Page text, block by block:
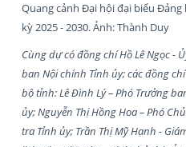
Quang cảnh Đại hội đại biểu
kỳ 2025 - 2030. Ảnh: Thành Duy
Cùng dự có đồng chí Hồ Lê Ngọc -
ban Nội chính Tỉnh ủy; các đồng
bộ tỉnh: Lê Đình Lý – Phó Trưởng
ủy; Nguyễn Thị Hồng Hoa – Phó
tra Tỉnh ủy; Trần Thị Mỹ Hạnh -